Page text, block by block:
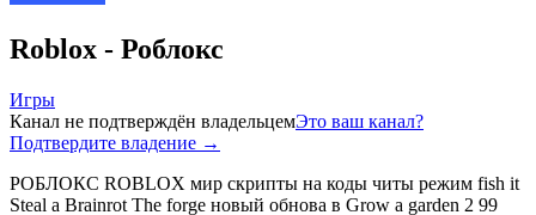
Roblox - Роблокс
Игры
Канал не подтверждён владельцемЭто ваш канал?
Подтвердите владение →
РОБЛОКС ROBLOX мир скрипты на коды читы режим fish it
Steal a Brainrot The forge новый обнова в Grow a garden 2 99